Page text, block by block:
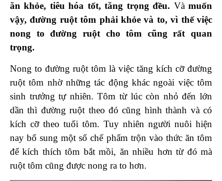
ăn khỏe, tiêu hóa tốt, tăng trọng đều. Vàmuốn
vậy, đường ruột tôm phải khỏe và to, vì thế việc
nong to đường ruột cho tôm cũng rất quan
trọng.
Nong to đường ruột tôm là việc tăng kích cỡ đường
ruột tôm nhờ những tác động khác ngoài việc tôm
sinh trưởng tự nhiên. Tôm từ lúc còn nhỏ đến lớn
dần thì đường ruột theo đó cũng hình thành và có
kích cỡ theo tuổi tôm. Tuy nhiên người nuôi hiện
nay bổ sung một số chế phẩm trộn vào thức ăn tôm
để kích thích tôm bắt mồi, ăn nhiều hơn từ đó mà
ruột tôm cũng được nong ra to hơn.